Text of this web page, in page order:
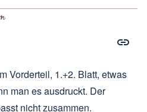
Vorderteil, 1.+2. Blatt, etwas
man es ausdruckt. Der
nicht zusammen.